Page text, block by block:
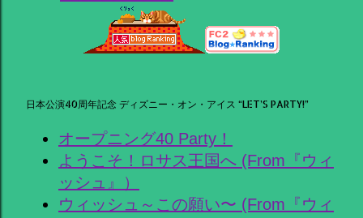
日本公演40周年記念 ディズニー・オン・アイス “LET’S PARTY!”
オープニング40 Party！
ようこそ！ロサス王国へ (From『ウィ
ッシュ』）
ウィッシュ～この願い〜 (From『ウィ